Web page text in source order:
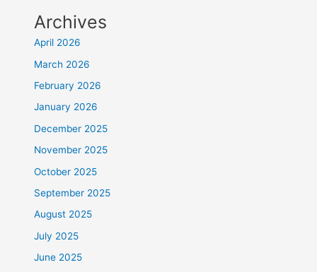
Archives
April 2026
March 2026
February 2026
January 2026
December 2025
November 2025
October 2025
September 2025
August 2025
July 2025
June 2025